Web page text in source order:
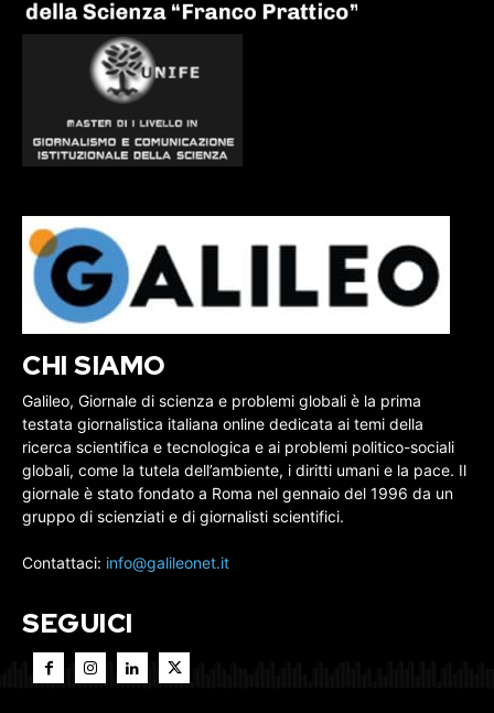
CHI SIAMO
Galileo, Giornale di scienza e problemi globali è la prima
testata giornalistica italiana online dedicata ai temi della
ricerca scientifica e tecnologica e ai problemi politico-sociali
globali, come la tutela dell’ambiente, i diritti umani e la pace. Il
giornale è stato fondato a Roma nel gennaio del 1996 da un
gruppo di scienziati e di giornalisti scientifici.
Contattaci: info@galileonet.it
SEGUICI